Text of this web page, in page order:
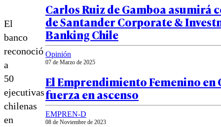
El
banco
reconoció
a
50
ejecutivas
chilenas
en
Carlos Ruiz de Gamboa asumirá
de Santander Corporate &
Banking Chile
Opinión
07 de Marzo de 2025
El Emprendimiento Femenino en
fuerza en ascenso
EMPREN-D
08 de Noviembre de 2023